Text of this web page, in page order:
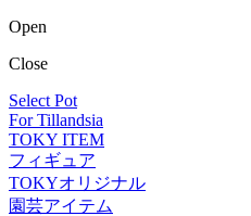
Open
Close
Select Pot
For Tillandsia
TOKY ITEM
フィギュア
TOKYオリジナル
園芸アイテム